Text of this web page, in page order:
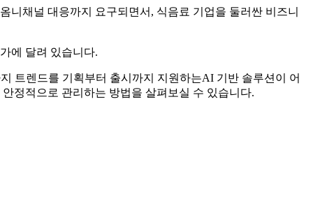
니채널 대응까지 요구되면서, 식음료 기업을 둘러싼 비즈니
에 달려 있습니다.
트렌드를 기획부터 출시까지 지원하는AI 기반 솔루션이 어
정적으로 관리하는 방법을 살펴보실 수 있습니다.